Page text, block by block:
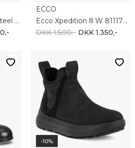
Ecco Soft 7 Tred W Steel 450163-02013
ECCO
Ecco Xpedition lll W 811173-53859
DKK 1.500,- DKK 1.350,-
-10%